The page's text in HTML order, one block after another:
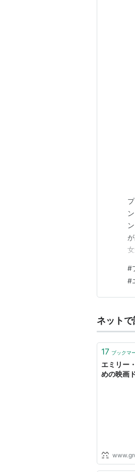
名探
クワ
ガー
イン
オー
憧れ
砂漠
ヴィ
サン
ザッ
チャ
ジェ
デス
ナター
マイ・
名探偵
#
#
ネットで
17 ブックマ
エミリー
めの映画